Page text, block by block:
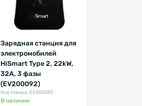
Зарядная станция для
электромобилей
HiSmart Type 2, 22kW,
32A, 3 фазы
(EV200092)
Код товара: EV200092
В наличии